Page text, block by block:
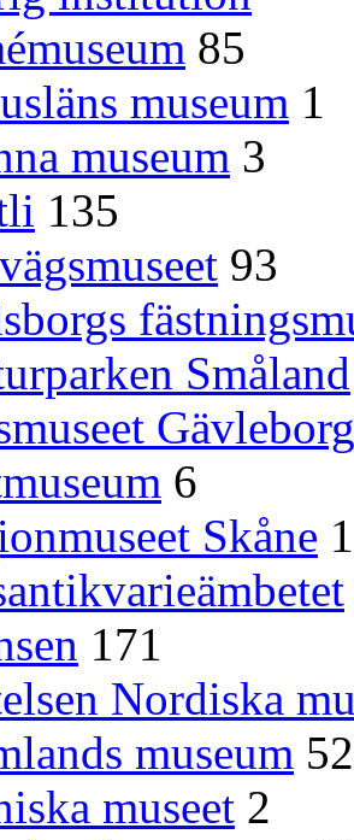
85
museum 1
museum 3
135
93
Småland
Gävleborg
6
Skåne 1
171
Nordiska
museum 52
museet 2